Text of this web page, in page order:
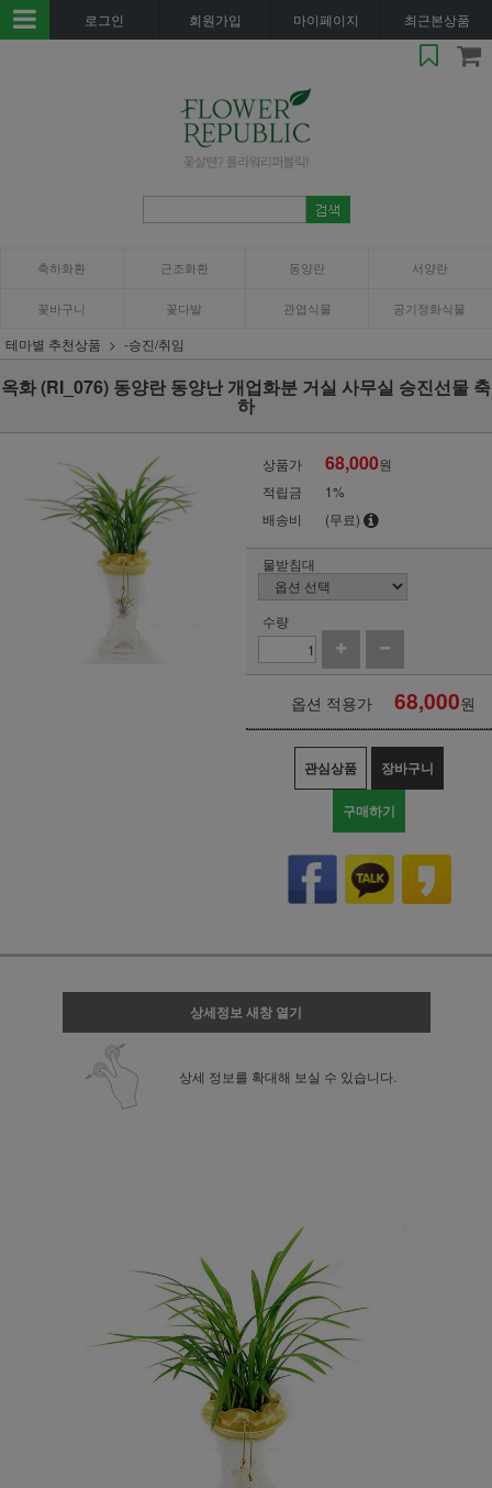
로그인 회원가입 마이페이지 최근본상품
축하화환 근조화환 동양란 서양란
꽃바구니 꽃다발 관엽식물 공기정화식물
테마별 추천상품 -승진/취임
옥화 (RI_076) 동양란 동양난 개업화분 거실 사무실 승진선물 축
하
상품가 68,000원
적립금
1%
배송비
(무료)
물받침대
수량
옵션 적용가 68,000원
관심상품 장바구니
구매하기
상세정보 새창 열기
상세 정보를 확대해 보실 수 있습니다.